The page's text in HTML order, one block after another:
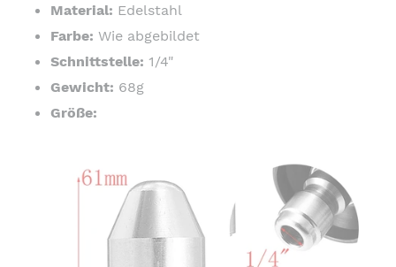
Material: Edelstahl
Farbe: Wie abgebildet
Schnittstelle: 1/4"
Gewicht: 68g
Größe: